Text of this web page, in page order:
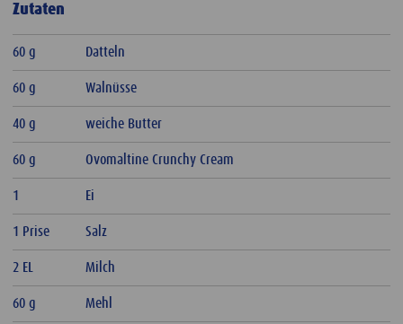
Zutaten
60 g Datteln
60 g Walnüsse
40 g weiche Butter
60 g Ovomaltine Crunchy Cream
1 Ei
1 Prise Salz
2 EL Milch
60 g Mehl